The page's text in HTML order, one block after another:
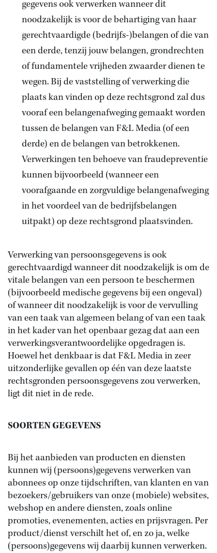
gegevens ook verwerken wanneer dit
noodzakelijk is voor de behartiging van haar
gerechtvaardigde (bedrijfs-)belangen of die van
een derde, tenzij jouw belangen, grondrechten
of fundamentele vrijheden zwaarder dienen te
wegen. Bij de vaststelling of verwerking die
plaats kan vinden op deze rechtsgrond zal dus
vooraf een belangenafweging gemaakt worden
tussen de belangen van F&L Media (of een
derde) en de belangen van betrokkenen.
Verwerkingen ten behoeve van fraudepreventie
kunnen bijvoorbeeld (wanneer een
voorafgaande en zorgvuldige belangenafweging
in het voordeel van de bedrijfsbelangen
uitpakt) op deze rechtsgrond plaatsvinden.
Verwerking van persoonsgegevens is ook
gerechtvaardigd wanneer dit noodzakelijk is om de
vitale belangen van een persoon te beschermen
(bijvoorbeeld medische gegevens bij een ongeval)
of wanneer dit noodzakelijk is voor de vervulling
van een taak van algemeen belang of van een taak
in het kader van het openbaar gezag dat aan een
verwerkingsverantwoordelijke opgedragen is.
Hoewel het denkbaar is dat F&L Media in zeer
uitzonderlijke gevallen op één van deze laatste
rechtsgronden persoonsgegevens zou verwerken,
ligt dit niet in de rede.
SOORTEN GEGEVENS
Bij het aanbieden van producten en diensten
kunnen wij (persoons)gegevens verwerken van
abonnees op onze tijdschriften, van klanten en van
bezoekers/gebruikers van onze (mobiele) websites,
webshop en andere diensten, zoals online
promoties, evenementen, acties en prijsvragen. Per
product/dienst verschilt het of, en zo ja, welke
(persoons)gegevens wij daarbij kunnen verwerken.